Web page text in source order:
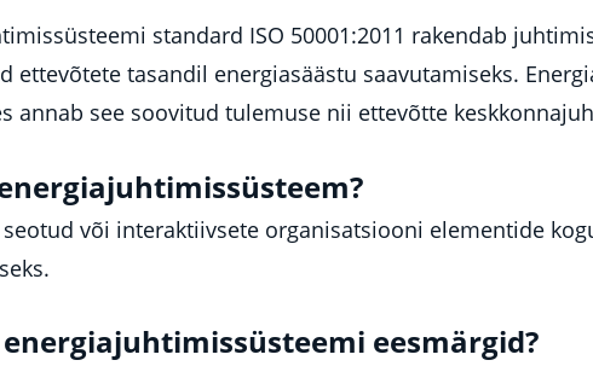
standard ISO 50001:2011 rakendab
ettevõtete tasandil energiasäästu saavutamiseks.
annab see soovitud tulemuse nii ettevõtte
või interaktiivsete organisatsiooni elementide
eesmärgid?